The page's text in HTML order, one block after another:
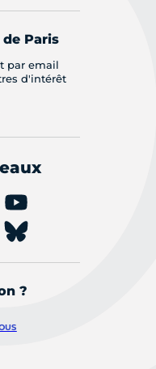
Paris
par email
d'intérêt
?